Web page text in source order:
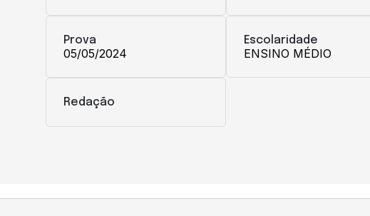
Prova
05/05/2024
Escolaridade
ENSINO MÉDIO
Redação